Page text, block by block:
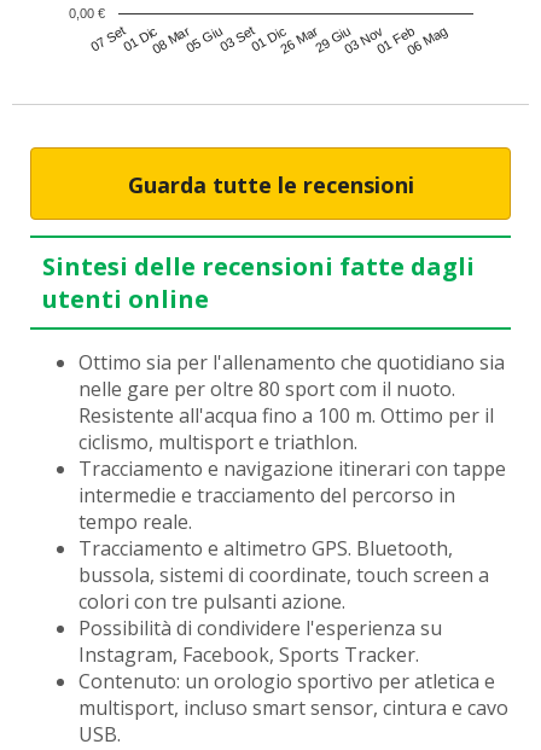
07 Set01 Dic08 Mar05 Giu03 Set01 Dic26 Mar29 Giu03 Nov01 Feb06 Mag
0,00 €
Guarda tutte le recensioni
Sintesi delle recensioni fatte dagli
utenti online
Ottimo sia per l'allenamento che quotidiano sia
nelle gare per oltre 80 sport com il nuoto.
Resistente all'acqua fino a 100 m. Ottimo per il
ciclismo, multisport e triathlon.
Tracciamento e navigazione itinerari con tappe
intermedie e tracciamento del percorso in
tempo reale.
Tracciamento e altimetro GPS. Bluetooth,
bussola, sistemi di coordinate, touch screen a
colori con tre pulsanti azione.
Possibilità di condividere l'esperienza su
Instagram, Facebook, Sports Tracker.
Contenuto: un orologio sportivo per atletica e
multisport, incluso smart sensor, cintura e cavo
USB.